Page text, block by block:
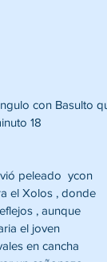
con Basulto
18
peleado  ycon
el Xolos , donde
, aunque
el joven
en cancha